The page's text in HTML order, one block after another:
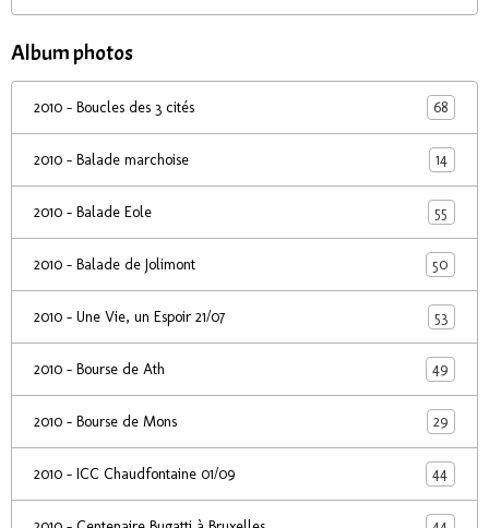
Album photos
2010 - Boucles des 3 cités 68
2010 - Balade marchoise 14
2010 - Balade Eole 55
2010 - Balade de Jolimont 50
2010 - Une Vie, un Espoir 21/07 53
2010 - Bourse de Ath 49
2010 - Bourse de Mons 29
2010 - ICC Chaudfontaine 01/09 44